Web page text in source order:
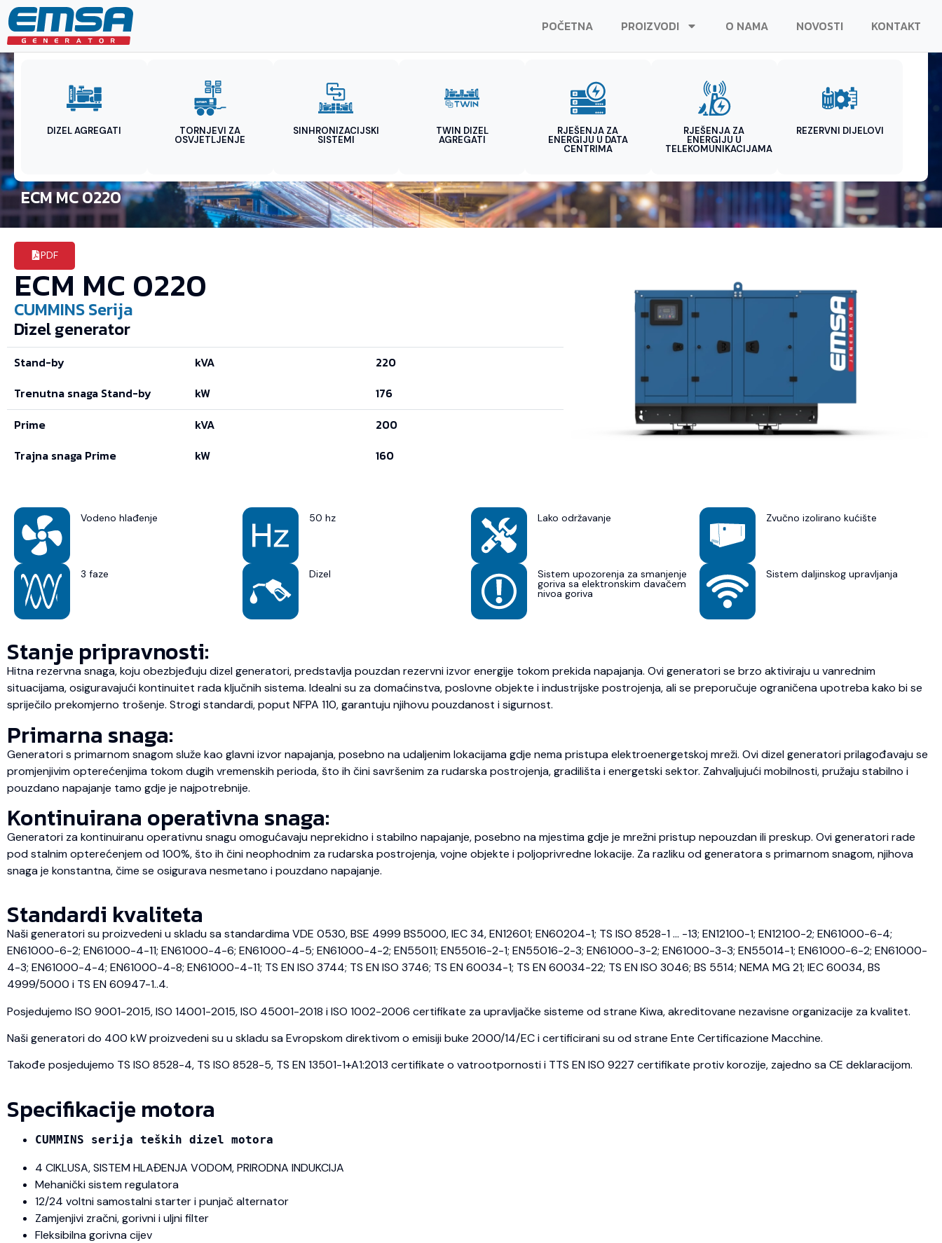
POČETNA PROIZVODI O NAMA NOVOSTI KONTAKT
DIZEL AGREGATI TORNJEVI ZA
OSVJETLJENJE
SINHRONIZACIJSKI
SISTEMI
TWIN DIZEL
AGREGATI
RJEŠENJA ZA
ENERGIJU U DATA
CENTRIMA
RJEŠENJA ZA
ENERGIJU U
TELEKOMUNIKACIJAMA
REZERVNI DIJELOVI
ECM MC 0220
PDF
ECM MC 0220
CUMMINSSerija
Dizel generator
Stand-by kVA
220
Trenutna snaga Stand-by
kW
176
Prime
kVA
200
Trajna snaga Prime
kW 160
Vodeno hlađenje 50 hz Lako održavanje Zvučno izolirano kućište
3 faze Dizel Sistem upozorenja za smanjenje
goriva sa elektronskim davačem
nivoa goriva
Sistem daljinskog upravljanja
Stanje pripravnosti:
Hitna rezervna snaga, koju obezbjeđuju dizel generatori, predstavlja pouzdan rezervni izvor energije tokom prekida napajanja. Ovi generatori se brzo aktiviraju u vanrednim
situacijama, osiguravajući kontinuitet rada ključnih sistema. Idealni su za domaćinstva, poslovne objekte i industrijske postrojenja, ali se preporučuje ograničena upotreba kako bi se
spriječilo prekomjerno trošenje. Strogi standardi, poput NFPA 110, garantuju njihovu pouzdanost i sigurnost.
Primarna snaga:
Generatori s primarnom snagom služe kao glavni izvor napajanja, posebno na udaljenim lokacijama gdje nema pristupa elektroenergetskoj mreži. Ovi dizel generatori prilagođavaju se
promjenjivim opterećenjima tokom dugih vremenskih perioda, što ih čini savršenim za rudarska postrojenja, gradilišta i energetski sektor. Zahvaljujući mobilnosti, pružaju stabilno i
pouzdano napajanje tamo gdje je najpotrebnije.
Kontinuirana operativna snaga:
Generatori za kontinuiranu operativnu snagu omogućavaju neprekidno i stabilno napajanje, posebno na mjestima gdje je mrežni pristup nepouzdan ili preskup. Ovi generatori rade
pod stalnim opterećenjem od 100%, što ih čini neophodnim za rudarska postrojenja, vojne objekte i poljoprivredne lokacije. Za razliku od generatora s primarnom snagom, njihova
snaga je konstantna, čime se osigurava nesmetano i pouzdano napajanje.
Standardi kvaliteta
Naši generatori su proizvedeni u skladu sa standardima VDE 0530, BSE 4999 BS5000, IEC 34, EN12601; EN60204-1; TS ISO 8528-1 … -13; EN12100-1; EN12100-2; EN61000-6-4;
EN61000-6-2; EN61000-4-11; EN61000-4-6; EN61000-4-5; EN61000-4-2; EN55011; EN55016-2-1; EN55016-2-3; EN61000-3-2; EN61000-3-3; EN55014-1; EN61000-6-2; EN61000-
4-3; EN61000-4-4; EN61000-4-8; EN61000-4-11; TS EN ISO 3744; TS EN ISO 3746; TS EN 60034-1; TS EN 60034-22; TS EN ISO 3046; BS 5514; NEMA MG 21; IEC 60034, BS
4999/5000 i TS EN 60947-1..4.
Posjedujemo ISO 9001-2015, ISO 14001-2015, ISO 45001-2018 i ISO 1002-2006 certifikate za upravljačke sisteme od strane Kiwa, akreditovane nezavisne organizacije za kvalitet.
Naši generatori do 400 kW proizvedeni su u skladu sa Evropskom direktivom o emisiji buke 2000/14/EC i certificirani su od strane Ente Certificazione Macchine.
Takođe posjedujemo TS ISO 8528-4, TS ISO 8528-5, TS EN 13501-1+A1:2013 certifikate o vatrootpornosti i TTS EN ISO 9227 certifikate protiv korozije, zajedno sa CE deklaracijom.
Specifikacije motora
CUMMINS serija teških dizel motora
4 CIKLUSA, SISTEM HLAĐENJA VODOM, PRIRODNA INDUKCIJA
Mehanički sistem regulatora
12/24 voltni samostalni starter i punjač alternator
Zamjenjivi zračni, gorivni i uljni filter
Fleksibilna gorivna cijev